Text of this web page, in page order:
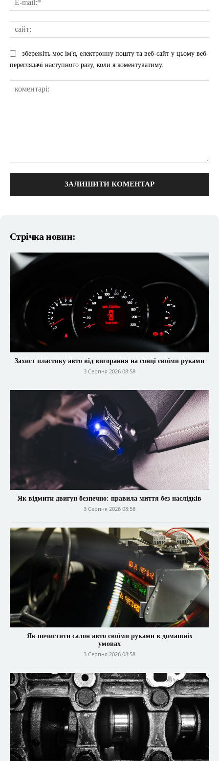
збережіть моє ім'я, електронну пошту та веб-сайт у цьому веб-
переглядачі наступного разу, коли я коментуватиму.
Стрічка новин:
Захист пластику авто від вигорання на сонці своїми руками
3 Серпня 2026 08:58
Як відмити двигун безпечно: правила миття без наслідків
3 Серпня 2026 08:58
Як почистити салон авто своїми руками в домашніх
умовах
3 Серпня 2026 08:58